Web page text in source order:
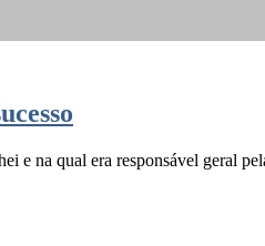
e na qual era responsável geral